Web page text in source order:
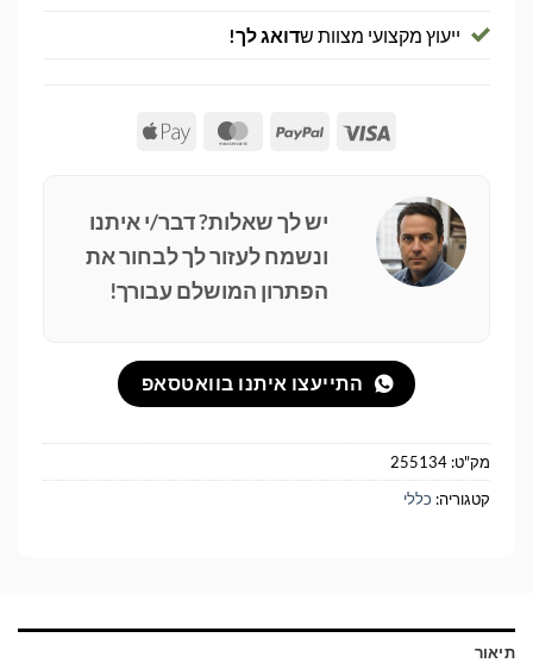
ייעוץ מקצועי מצוות שדואג לך!
Visa
PayPal
MasterCard
Apple
יש לך שאלות? דבר/י איתנו
ונשמח לעזור לך לבחור את
הפתרון המושלם עבורך!
התייעצו איתנו בוואטסאפ
מק"ט: 255134
קטגוריה: כללי
תיאור